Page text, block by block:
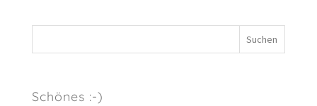
Schönes :-)